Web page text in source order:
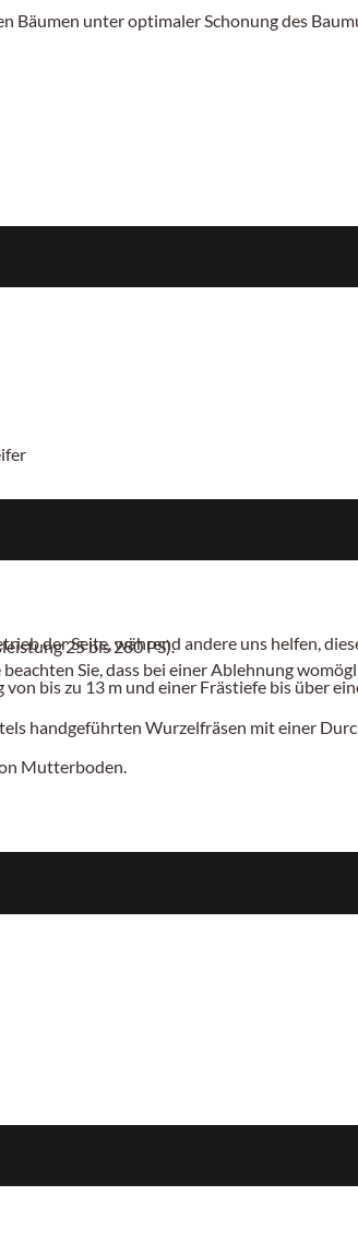
Bäumen unter optimaler Schonung des
25 bis 280 PS).
bis zu 13 m und einer Frästiefe bis über
handgeführten Wurzelfräsen mit einer
Mutterboden.
der Seite, während andere uns helfen,
Sie, dass bei einer Ablehnung